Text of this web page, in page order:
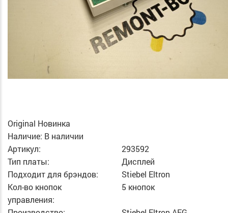
Original Новинка
Наличие: В наличии
Артикул:
293592
Тип платы:
Дисплей
Подходит для брэндов:
Stiebel Eltron
Кол-во кнопок
управления:
5 кнопок